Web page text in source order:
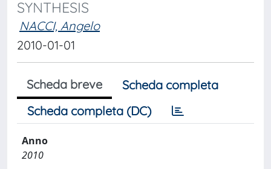
SYNTHESIS
NACCI, Angelo
2010-01-01
Scheda breve
Scheda completa
Scheda completa (DC)
Anno
2010